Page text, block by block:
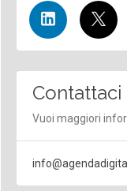
Contattaci
Vuoi maggiori